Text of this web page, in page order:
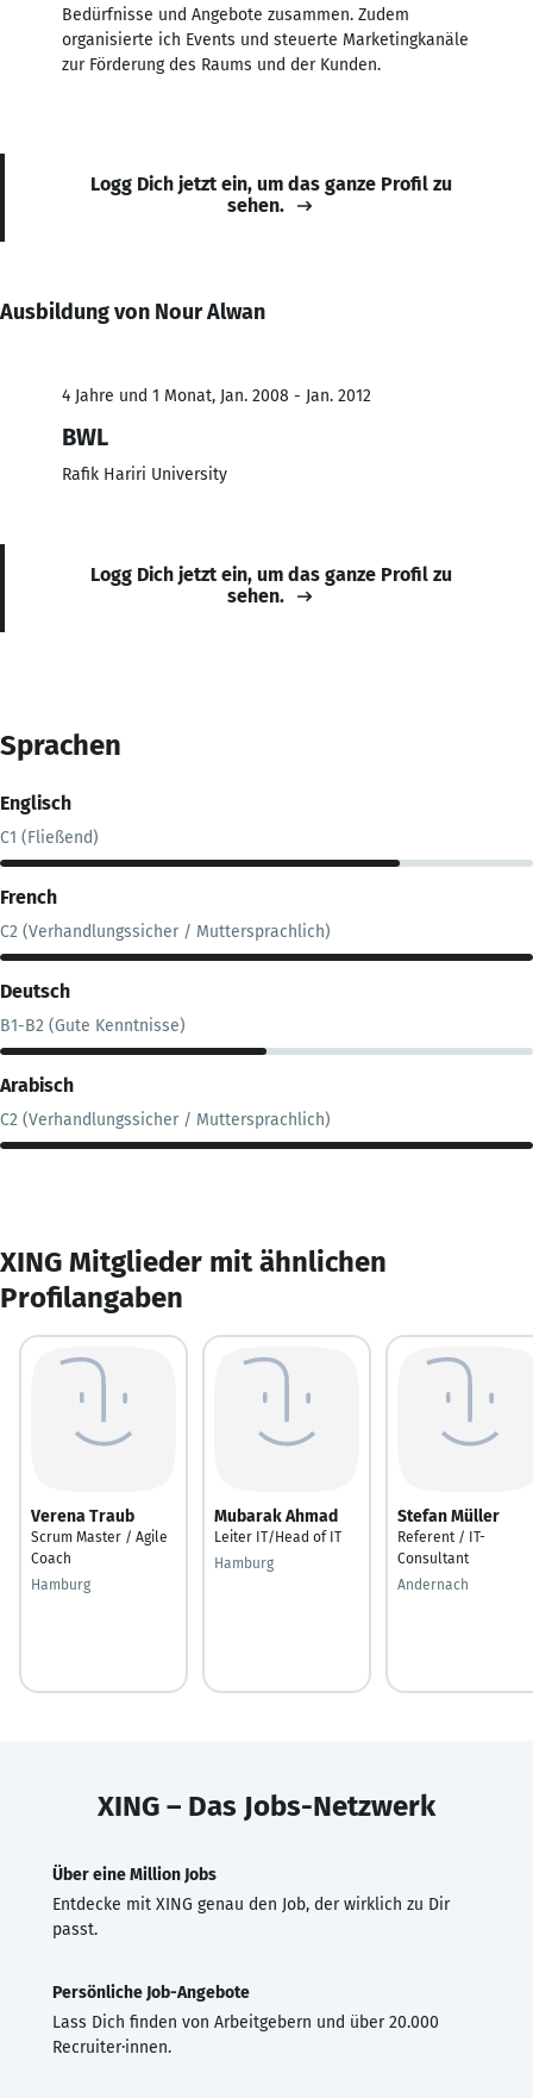
Bedürfnisse und Angebote zusammen. Zudem
organisierte ich Events und steuerte Marketingkanäle
zur Förderung des Raums und der Kunden.
Logg Dich jetzt ein, um das ganze Profil zu
sehen.
Ausbildung von Nour Alwan
4 Jahre und 1 Monat, Jan. 2008 - Jan. 2012
BWL
Rafik Hariri University
Logg Dich jetzt ein, um das ganze Profil zu
sehen.
Sprachen
Englisch
C1 (Fließend)
French
C2 (Verhandlungssicher / Muttersprachlich)
Deutsch
B1-B2 (Gute Kenntnisse)
Arabisch
C2 (Verhandlungssicher / Muttersprachlich)
XING Mitglieder mit ähnlichen
Profilangaben
Verena Traub
Scrum Master / Agile
Coach
Hamburg
Mubarak Ahmad
Leiter IT/Head of IT
Hamburg
Stefan Müller
Referent / IT-
Consultant
Andernach
XING – Das Jobs-Netzwerk
Über eine Million Jobs
Entdecke mit XING genau den Job, der wirklich zu Dir
passt.
Persönliche Job-Angebote
Lass Dich finden von Arbeitgebern und über 20.000
Recruiter·innen.